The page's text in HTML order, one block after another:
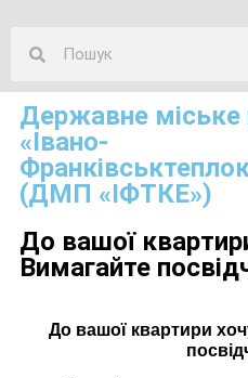
Державне міське
«Івано-
(ДМП «ІФТКЕ»)
До вашої
Вимагайте
До вашої квартири